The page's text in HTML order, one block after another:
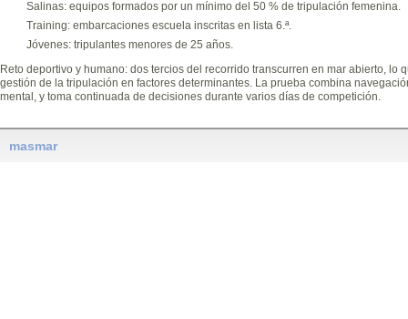
Salinas: equipos formados por un mínimo del 50 % de tripulación femenina.
Training: embarcaciones escuela inscritas en lista 6.ª.
Jóvenes: tripulantes menores de 25 años.
Reto deportivo y humano: dos tercios del recorrido transcurren en mar abierto, lo
gestión de la tripulación en factores determinantes. La prueba combina
mental, y toma continuada de decisiones durante varios días de competición.
masmar